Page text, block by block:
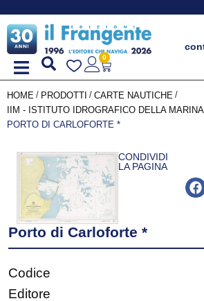
0
HOME / PRODOTTI / CARTE NAUTICHE /
IIM - ISTITUTO IDROGRAFICO DELLA MARINA
PORTO DI CARLOFORTE *
CONDIVIDI
LA PAGINA
Porto di Carloforte *
Codice
Editore